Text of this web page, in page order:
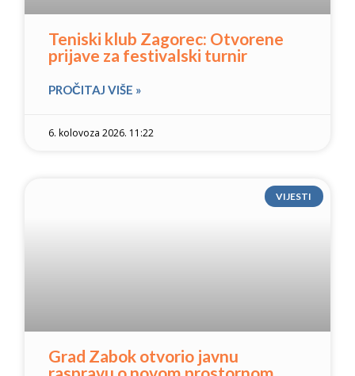
Teniski klub Zagorec: Otvorene
prijave za festivalski turnir
PROČITAJ VIŠE »
6. kolovoza 2026. 11:22
VIJESTI
Grad Zabok otvorio javnu